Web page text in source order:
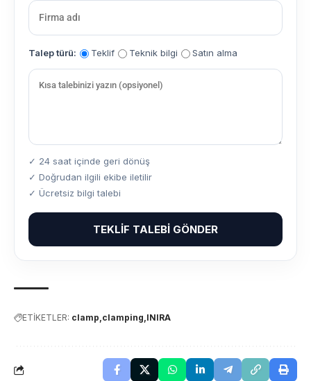
Talep türü: Teklif Teknik bilgi Satın alma
✓ 24 saat içinde geri dönüş
✓ Doğrudan ilgili ekibe iletilir
✓ Ücretsiz bilgi talebi
TEKLIF TALEBI GÖNDER
ETİKETLER: clamp clamping INIRA